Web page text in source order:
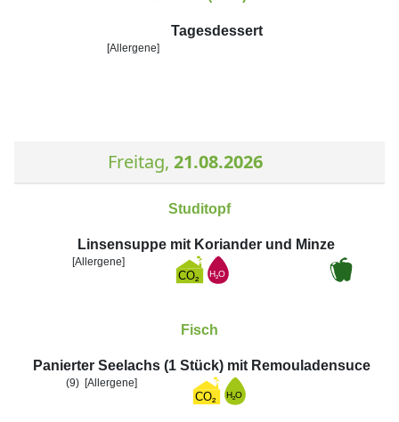
Tagesdessert
[Allergene]
Freitag, 21.08.2026
Studitopf
Linsensuppe mit Koriander und Minze
[Allergene]
Fisch
Panierter Seelachs (1 Stück) mit Remouladensuce
(9) [Allergene]